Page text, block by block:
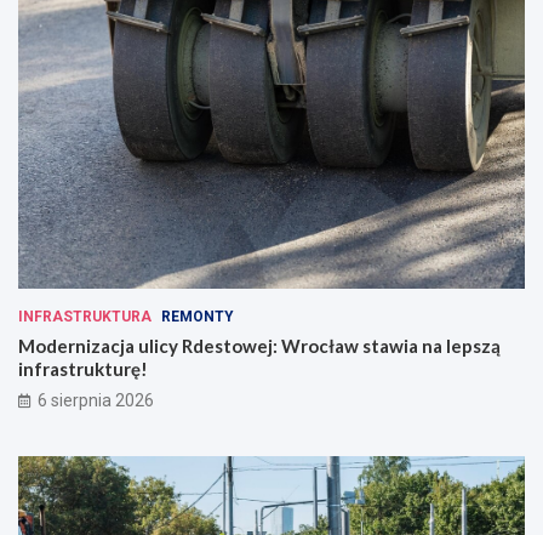
INFRASTRUKTURA REMONTY
Modernizacja ulicy Rdestowej: Wrocław stawia na lepszą
infrastrukturę!
6 sierpnia 2026